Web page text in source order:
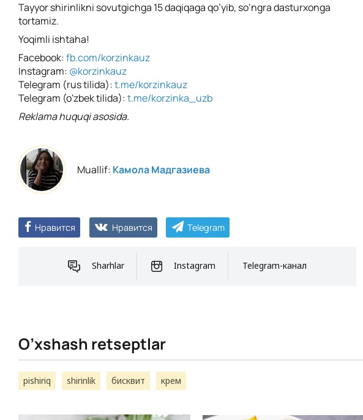
Tayyor shirinlikni sovutgichga 15 daqiqaga qo’yib, so’ngra dasturxonga
tortamiz.
Yoqimli ishtaha!
Facebook:fb.com/korzinkauz
Instagram: @korzinkauz
Telegram (rus tilida):t.me/korzinkauz
Telegram (o'zbek tilida):t.me/korzinka_uzb
Reklama huquqi asosida.
Muallif: Камола Мадгазиева
Нравится Нравится Telegram
Sharhlar Instagram Telegram-канал
O’xshash retseptlar
pishiriq shirinlik бисквит крем